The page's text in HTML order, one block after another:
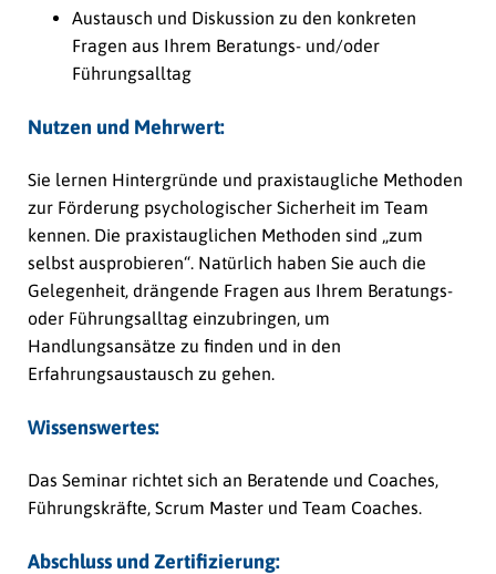
Austausch und Diskussion zu den konkreten
Fragen aus Ihrem Beratungs- und/oder
Führungsalltag
Nutzen und Mehrwert:
Sie lernen Hintergründe und praxistaugliche Methoden
zur Förderung psychologischer Sicherheit im Team
kennen. Die praxistauglichen Methoden sind „zum
selbst ausprobieren“. Natürlich haben Sie auch die
Gelegenheit, drängende Fragen aus Ihrem Beratungs-
oder Führungsalltag einzubringen, um
Handlungsansätze zu finden und in den
Erfahrungsaustausch zu gehen.
Wissenswertes:
Das Seminar richtet sich an Beratende und Coaches,
Führungskräfte, Scrum Master und Team Coaches.
Abschluss und Zertifizierung: